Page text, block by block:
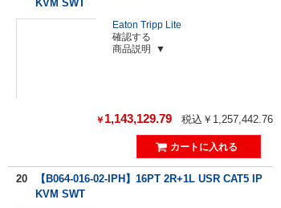
KVM SWT
Eaton Tripp Lite
確認する
商品説明
￥ 1,143,129.79 税込￥1,257,442.76
20
【B064-016-02-IPH】16PT 2R+1L USR CAT5 IP
KVM SWT